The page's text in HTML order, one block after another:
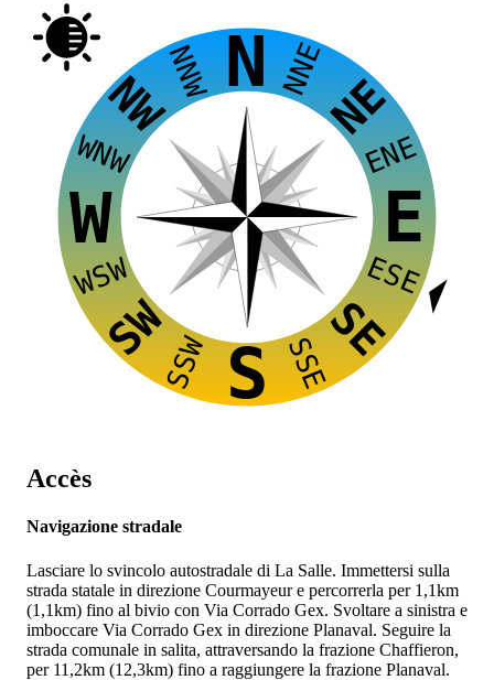
E
W
S
N
NW NE
SE
SW
NNE
ENE
ESE
SSE
SSW
WSW
WNW
NNW
Accès
Navigazione stradale
Lasciare lo svincolo autostradale di La Salle. Immettersi sulla
strada statale in direzione Courmayeur e percorrerla per 1,1km
(1,1km) fino al bivio con Via Corrado Gex. Svoltare a sinistra e
imboccare Via Corrado Gex in direzione Planaval. Seguire la
strada comunale in salita, attraversando la frazione Chaffieron,
per 11,2km (12,3km) fino a raggiungere la frazione Planaval.